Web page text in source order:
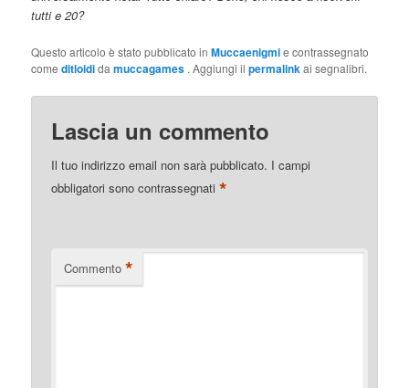
tutti e 20?
Questo articolo è stato pubblicato inMuccaenigmie contrassegnato
comeditloididamuccagames . Aggiungi ilpermalinkai segnalibri.
Lascia un commento
Il tuo indirizzo email non sarà pubblicato. I campi
obbligatori sono contrassegnati*
Commento *